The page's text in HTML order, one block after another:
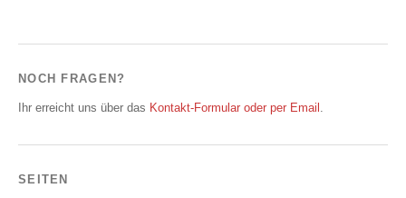
NOCH FRAGEN?
Ihr erreicht uns über das Kontakt-Formular oder per Email .
SEITEN